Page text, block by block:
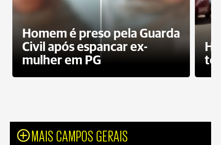
Homem é preso pela Guarda
Civil após espancar ex-
mulher em PG
MAIS CAMPOS GERAIS